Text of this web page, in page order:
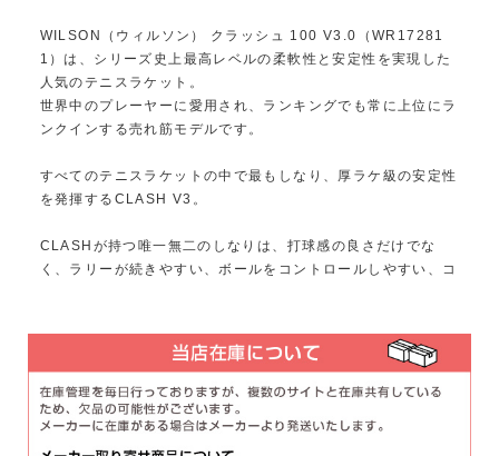
WILSON（ウィルソン） クラッシュ 100 V3.0（WR17281
1）は、シリーズ史上最高レベルの柔軟性と安定性を実現した
人気のテニスラケット。
世界中のプレーヤーに愛用され、ランキングでも常に上位にラ
ンクインする売れ筋モデルです。
すべてのテニスラケットの中で最もしなり、厚ラケ級の安定性
を発揮するCLASH V3。
CLASHが持つ唯一無二のしなりは、打球感の良さだけでな
く、ラリーが続きやすい、ボールをコントロールしやすい、コ